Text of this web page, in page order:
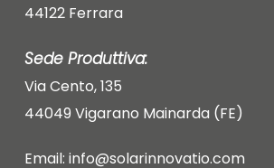
44122 Ferrara
Sede Produttiva:
Via Cento, 135
44049 Vigarano Mainarda (FE)
Email: info@solarinnovatio.com